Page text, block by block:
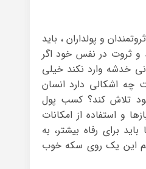
و پولداران ، باید
و ثروت در نفس خود اگر
خدشه وارد نکند خیلی
اشکالی دارد انسان
تلاش کند؟ کسب پول
و استفاده از امکانات
برای رفاه بیشتر، به
این یک روی سکه خوب